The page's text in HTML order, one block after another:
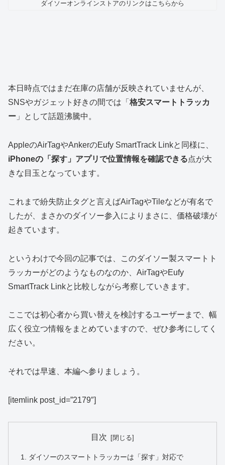
ダイソーオンラインストアのリンクはこちらから
本日時点ではまだ在庫の店舗が反映されていませんが、
SNSやガジェット好きの間では「 格安スマートトラッカ
ー 」として話題沸騰中。
AppleのAirTagやAnkerのEufy SmartTrack Linkと同様に、
iPhoneの「探す」アプリで位置情報を確認できる点が大
きな目玉となっています。
これまで紛失防止タグと言えばAirTagやTileなどが有名で
したが、まさかのダイソー参入によりまさに、価格破壊が
起きています。
というわけで今回の記事では、このダイソー製スマートト
ラッカーがどのようなものなのか、AirTagやEufy
SmartTrack Linkと比較しながら考察していきます。
ここでは初心者から買い替えを検討するユーザーまで、幅
広く役立つ情報をまとめていますので、ぜひ参考にしてく
ださい。
それでは早速、本編へ参りましょう。
[itemlink post_id=”2179″]
目次
ダイソーのスマートトラッカーは「探す」対応で